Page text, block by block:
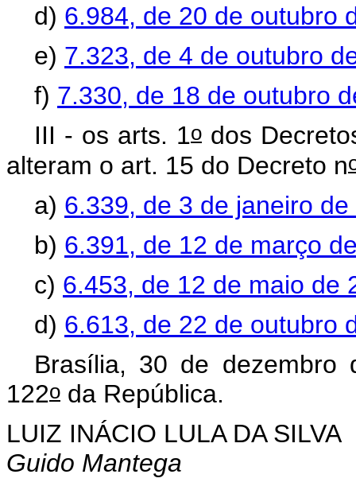
d) 6.984, de 20 de outubro
e) 7.323, de 4 de outubro
f) 7.330, de 18 de outubro
III - os arts. 1o dos
alteram o art. 15 do Decreto n
a) 6.339, de 3 de janeiro de
b) 6.391, de 12 de março
c) 6.453, de 12 de maio de
d) 6.613, de 22 de outubro
Brasília, 30 de dezembro
122o da República.
LUIZ INÁCIO LULA DA SILVA
Guido Mantega